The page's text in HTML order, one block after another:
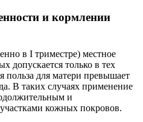
и кормлении
в I триместре) местное
допускается только в тех
польза для матери превышает
В таких случаях применение
и
кожных покровов.